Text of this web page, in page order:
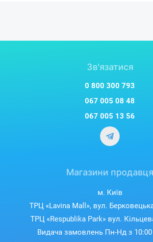
Зв'язатися
0 800 300 793
067 005 08 48
067 005 13 56
Магазини продавця
м. Київ
ТРЦ «Lavina Mall», вул.
ТРЦ «Respublika Park» вул.
Видача замовлень Пн-Нд з